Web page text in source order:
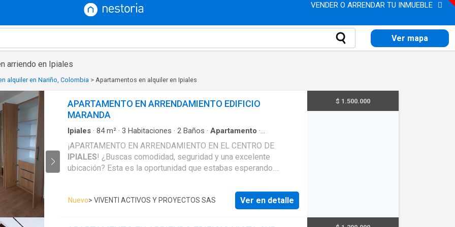
VENDER O ARRENDAR TU INMUEBLE
Ver mapa
arriendo en Ipiales
alquiler en Nariño, Colombia > Apartamentos en alquiler en Ipiales
APARTAMENTO EN ARRENDAMIENTO EDIFICIO
MARANDA
Ipiales · 84m² · 3 Habitaciones · 2 Baños · Apartamento ·
panorámica·Seguridad privada·Agua
¡APARTAMENTO EN ARRENDAMIENTO EN EL CENTRO DE
IPIALES! ¿Buscas comodidad, seguridad y una excelente
ubicación? Esta es la oportunidad que estabas esperando.
más estratégicas de la ciudad, con fácil acceso a entidades
financieras, comercio, supermercados, restaurantes, instituciones
Nuevo> VIVENTI ACTIVOS Y PROYECTOS SAS Ver en detalle
$ 1.500.000